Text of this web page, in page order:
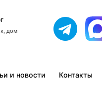
дом
и новости Контакты